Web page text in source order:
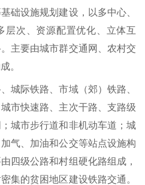
础设施规划建设，以多中心、
层次、资源配置优化、立体互
主要由城市群交通网、农村交
。
城际铁路、市域（郊）铁路、
市快速路、主次干路、支路级
城市步行道和非机动车道；城
气、加油和公交等站点设施构
四级公路和村组硬化路组成，
集的贫困地区建设铁路交通。